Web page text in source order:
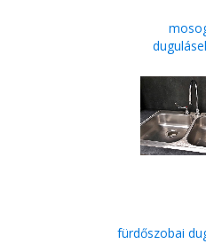
fürdőszobai